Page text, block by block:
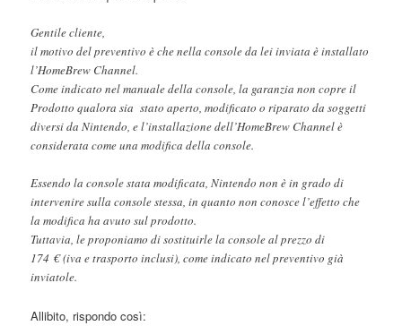
Gentile cliente,
il motivo del preventivo è che nella console da lei inviata è installato
l’HomeBrew Channel.
Come indicato nel manuale della console, la garanzia non copre il
Prodotto qualora sia stato aperto, modificato o riparato da soggetti
diversi da Nintendo, e l’installazione dell’HomeBrew Channel è
considerata come una modifica della console.
Essendo la console stata modificata, Nintendo non è in grado di
intervenire sulla console stessa, in quanto non conosce l’effetto che
la modifica ha avuto sul prodotto.
Tuttavia, le proponiamo di sostituirle la console al prezzo di
174 € (iva e trasporto inclusi), come indicato nel preventivo già
inviatole.
Allibito, rispondo così: